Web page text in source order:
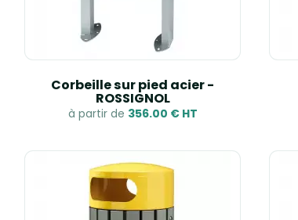
Corbeille sur pied acier -
ROSSIGNOL
à partir de 356.00 € HT